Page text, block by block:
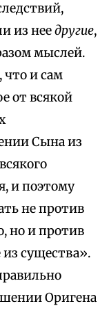
из неедругие,
мыслей.
что и сам
от всякой
Сына из
и поэтому
не против
но и против
существа».
Оригена